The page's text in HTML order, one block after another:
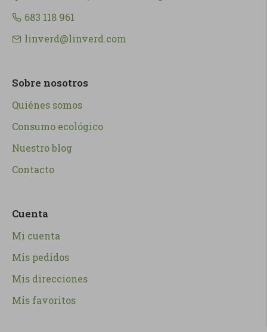
683 118 961
linverd@linverd.com
Sobre nosotros
Quiénes somos
Consumo ecológico
Nuestro blog
Contacto
Cuenta
Mi cuenta
Mis pedidos
Mis direcciones
Mis favoritos